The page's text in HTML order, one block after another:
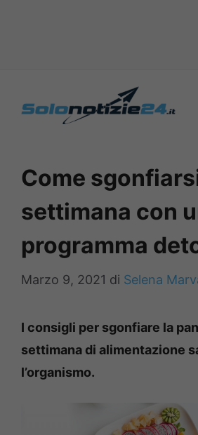
Come
settimana con
programma
Marzo 9, 2021 di Selena
I consigli per sgonfiare la
settimana di alimentazione
l’organismo.